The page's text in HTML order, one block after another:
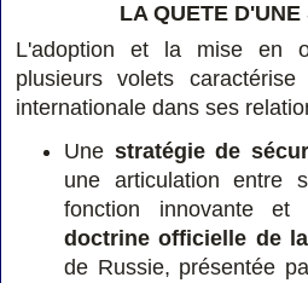
LA QUETE
L'adoption et la mise en
plusieurs volets
internationale dans ses
Une stratégie de
une articulation entre
fonction innovante
doctrine officielle de
de Russie, présentée